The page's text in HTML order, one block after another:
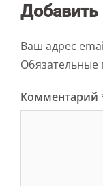
Ваш адрес
Комментарий